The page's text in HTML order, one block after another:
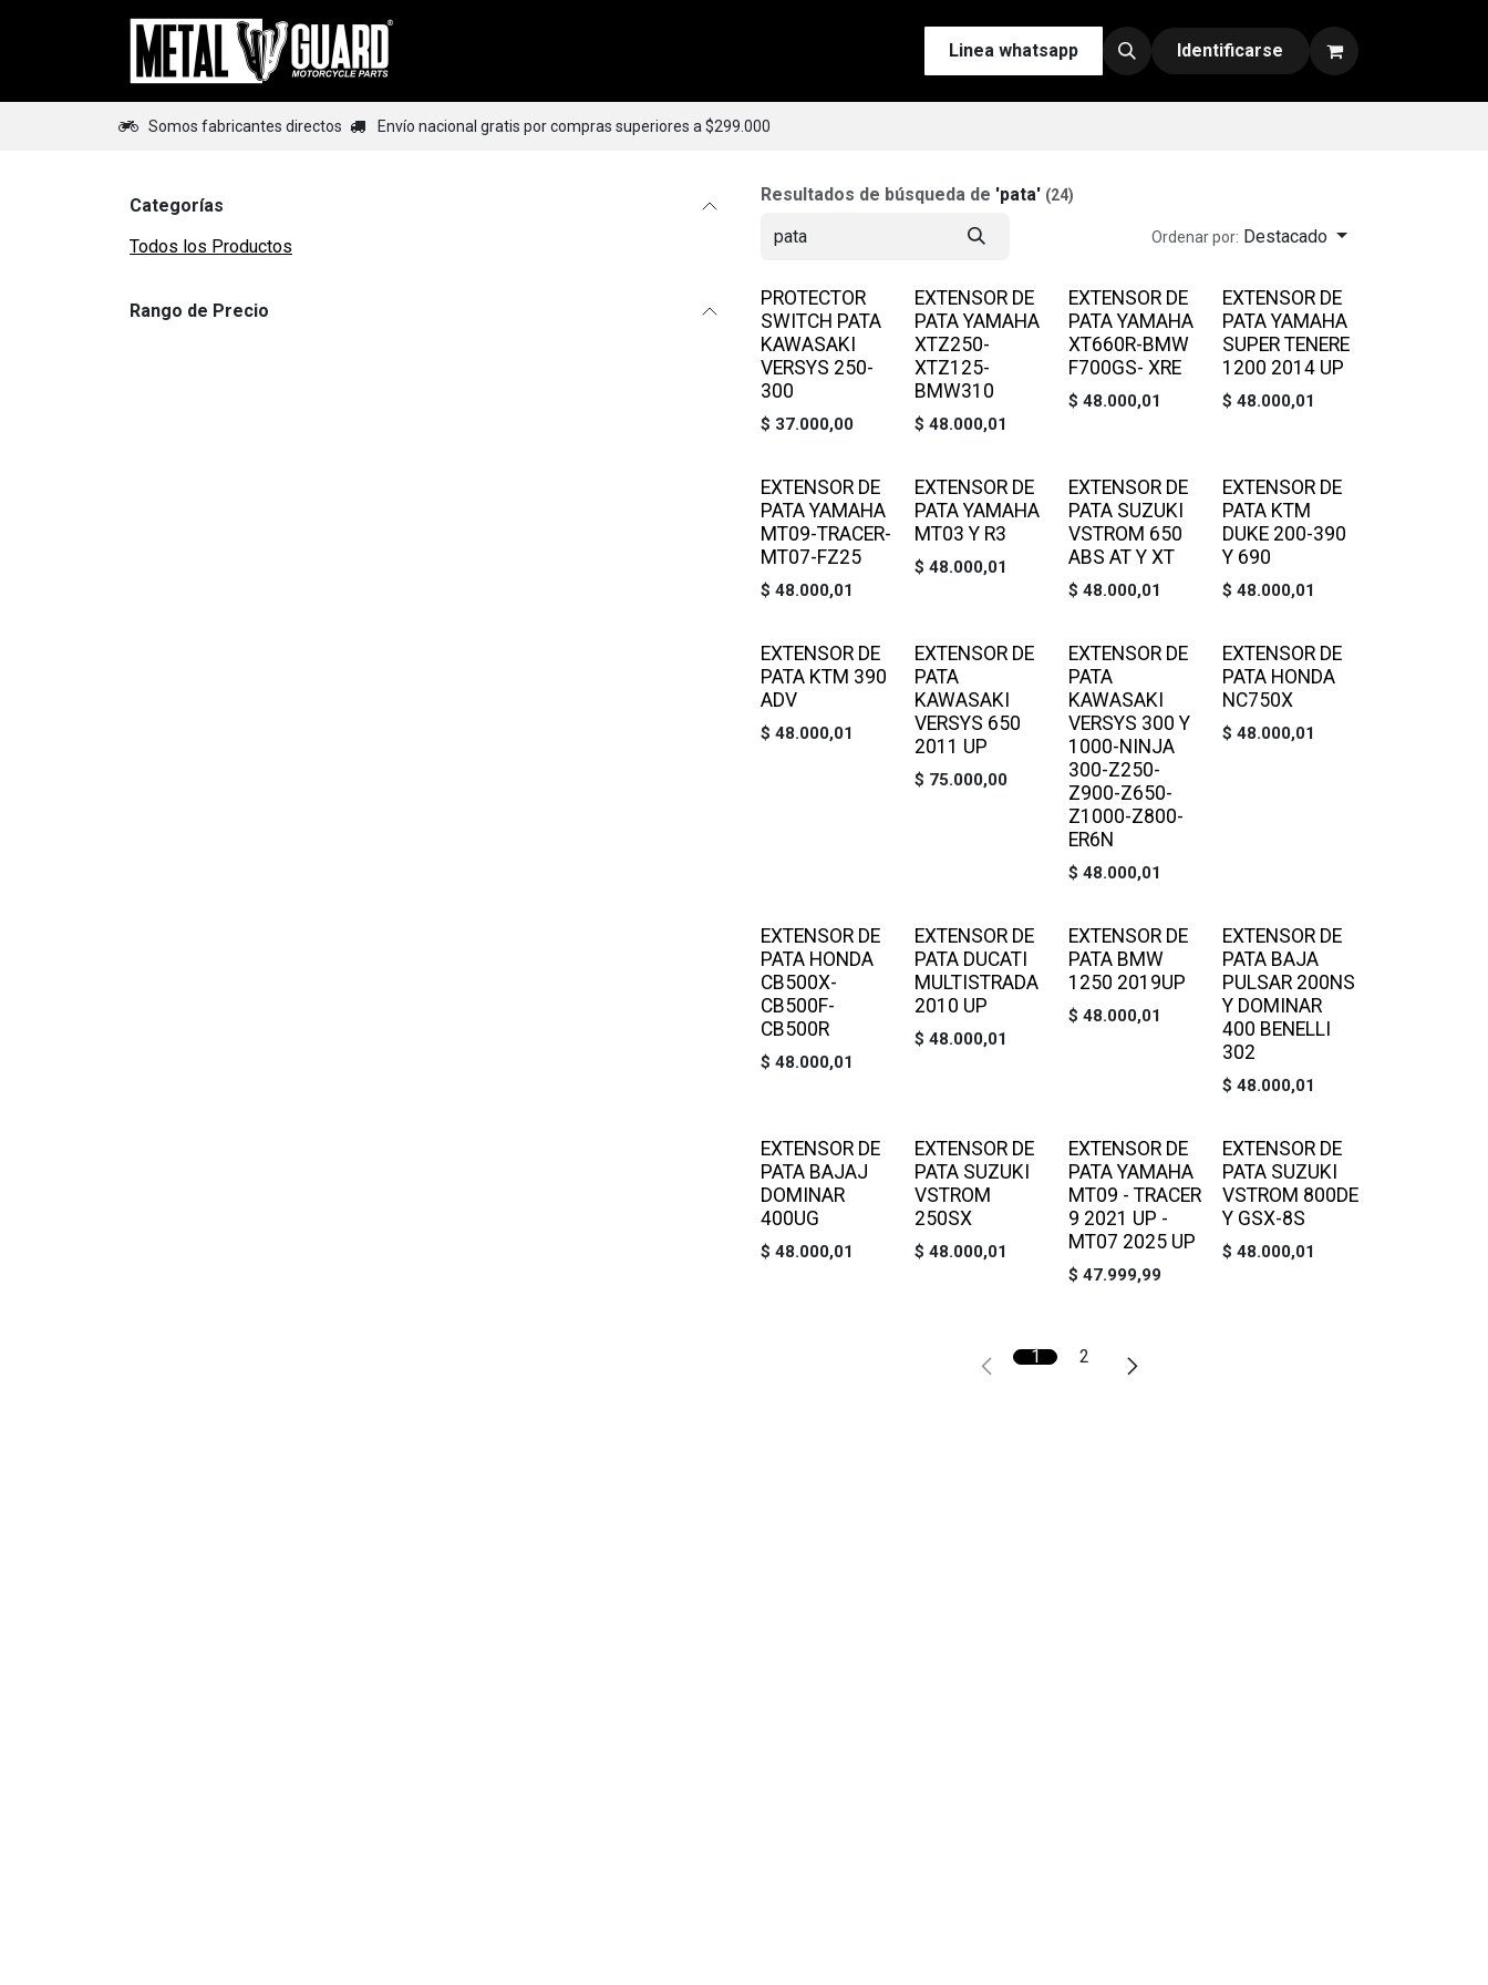
Ir al contenido
Esenciales Contáctenos Nuestras Redes y Canales de Venta
Linea whatsapp Identificarse
Somos fabricantes directos Envío nacional gratis por compras superiores a $299.000
Categorías
Todos los Productos
Rango de Precio
Resultados de búsqueda de 'pata' (24)
Ordenar por: Destacado
PROTECTOR
SWITCH PATA
KAWASAKI
VERSYS 250-
300
$ 37.000,00
EXTENSOR DE
PATA YAMAHA
XTZ250-
XTZ125-
BMW310
$ 48.000,01
EXTENSOR DE
PATA YAMAHA
XT660R-BMW
F700GS- XRE
$ 48.000,01
EXTENSOR DE
PATA YAMAHA
SUPER TENERE
1200 2014 UP
$ 48.000,01
EXTENSOR DE
PATA YAMAHA
MT09-TRACER-
MT07-FZ25
$ 48.000,01
EXTENSOR DE
PATA YAMAHA
MT03 Y R3
$ 48.000,01
EXTENSOR DE
PATA SUZUKI
VSTROM 650
ABS AT Y XT
$ 48.000,01
EXTENSOR DE
PATA KTM
DUKE 200-390
Y 690
$ 48.000,01
EXTENSOR DE
PATA KTM 390
ADV
$ 48.000,01
EXTENSOR DE
PATA
KAWASAKI
VERSYS 650
2011 UP
$ 75.000,00
EXTENSOR DE
PATA
KAWASAKI
VERSYS 300 Y
1000-NINJA
300-Z250-
Z900-Z650-
Z1000-Z800-
ER6N
$ 48.000,01
EXTENSOR DE
PATA HONDA
NC750X
$ 48.000,01
EXTENSOR DE
PATA HONDA
CB500X-
CB500F-
CB500R
$ 48.000,01
EXTENSOR DE
PATA DUCATI
MULTISTRADA
2010 UP
$ 48.000,01
EXTENSOR DE
PATA BMW
1250 2019UP
$ 48.000,01
EXTENSOR DE
PATA BAJA
PULSAR 200NS
Y DOMINAR
400 BENELLI
302
$ 48.000,01
EXTENSOR DE
PATA BAJAJ
DOMINAR
400UG
$ 48.000,01
EXTENSOR DE
PATA SUZUKI
VSTROM
250SX
$ 48.000,01
EXTENSOR DE
PATA YAMAHA
MT09 - TRACER
9 2021 UP -
MT07 2025 UP
$ 47.999,99
EXTENSOR DE
PATA SUZUKI
VSTROM 800DE
Y GSX-8S
$ 48.000,01
1 2